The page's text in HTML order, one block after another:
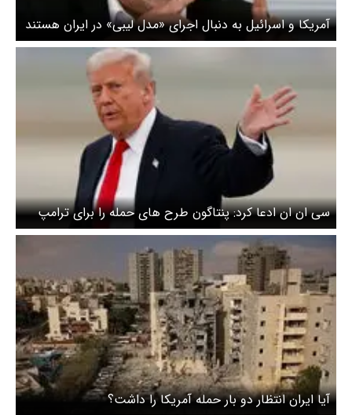
آمریکا و اسرائیل به دنبال اجرای «مدل لیبی» در ایران هستند
سی ان ان ادعا کرد: پنتاگون طرح های حمله را برای ترامپ
آماده کرد
آیا ایران انتظار دو بار حمله آمریکا را داشت؟